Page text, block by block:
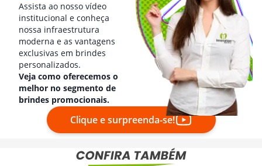
Assista ao nosso vídeo
institucional e conheça
nossa infraestrutura
moderna e as vantagens
exclusivas em brindes
personalizados.
Veja como oferecemos o
melhor no segmento de
brindes promocionais.
Clique e surpreenda-se!